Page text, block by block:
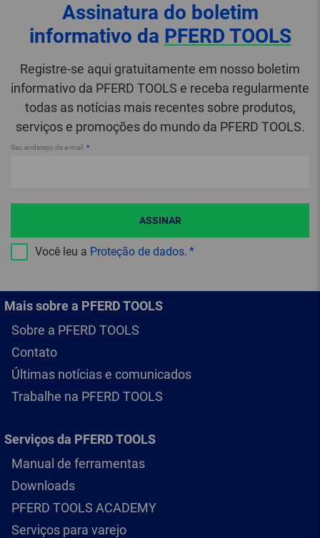
Assinatura do boletim
informativo da PFERD TOOLS
Registre-se aqui gratuitamente em nosso boletim
informativo da PFERD TOOLS e receba regularmente
todas as notícias mais recentes sobre produtos,
serviços e promoções do mundo da PFERD TOOLS.
Seu endereço de e-mail
Você leu a Proteção de dados.
ASSINAR
Mais sobre a PFERD TOOLS
Sobre a PFERD TOOLS
Contato
Últimas notícias e comunicados
Trabalhe na PFERD TOOLS
Serviços da PFERD TOOLS
Manual de ferramentas
Downloads
PFERD TOOLS ACADEMY
Serviços para varejo